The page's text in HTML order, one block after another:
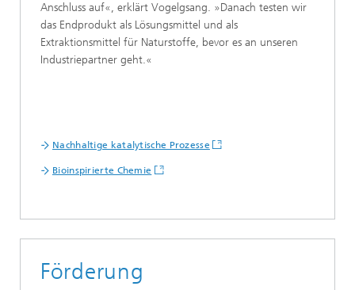
Anschluss auf«, erklärt Vogelgsang. »Danach testen wir
das Endprodukt als Lösungsmittel und als
Extraktionsmittel für Naturstoffe, bevor es an unseren
Industriepartner geht.«
Nachhaltige katalytische Prozesse
Bioinspirierte Chemie
Förderung